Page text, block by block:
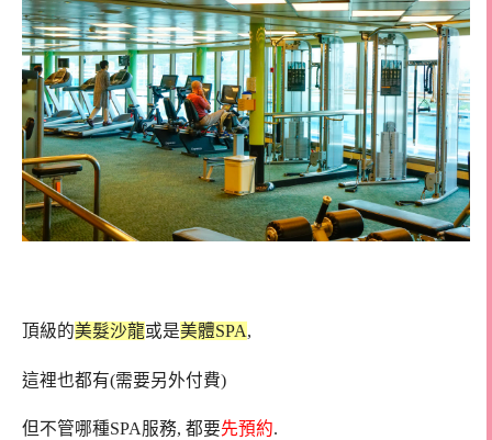
頂級的美髮沙龍或是美體SPA,
這裡也都有(需要另外付費)
但不管哪種SPA服務, 都要先預約.